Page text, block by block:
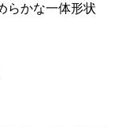
らかな一体形状